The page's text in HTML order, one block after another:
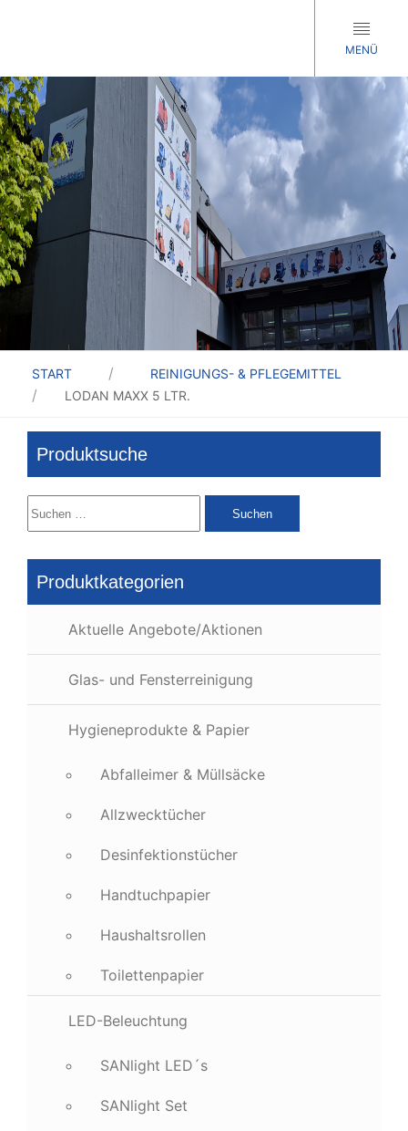
MENÜ
START
REINIGUNGS- & PFLEGEMITTEL
LODAN MAXX 5 LTR.
Produktsuche
Suchen
nach:
Produktkategorien
Aktuelle Angebote/Aktionen
Glas- und Fensterreinigung
Hygieneprodukte & Papier
Abfalleimer & Müllsäcke
Allzwecktücher
Desinfektionstücher
Handtuchpapier
Haushaltsrollen
Toilettenpapier
LED-Beleuchtung
SANlight LED´s
SANlight Set